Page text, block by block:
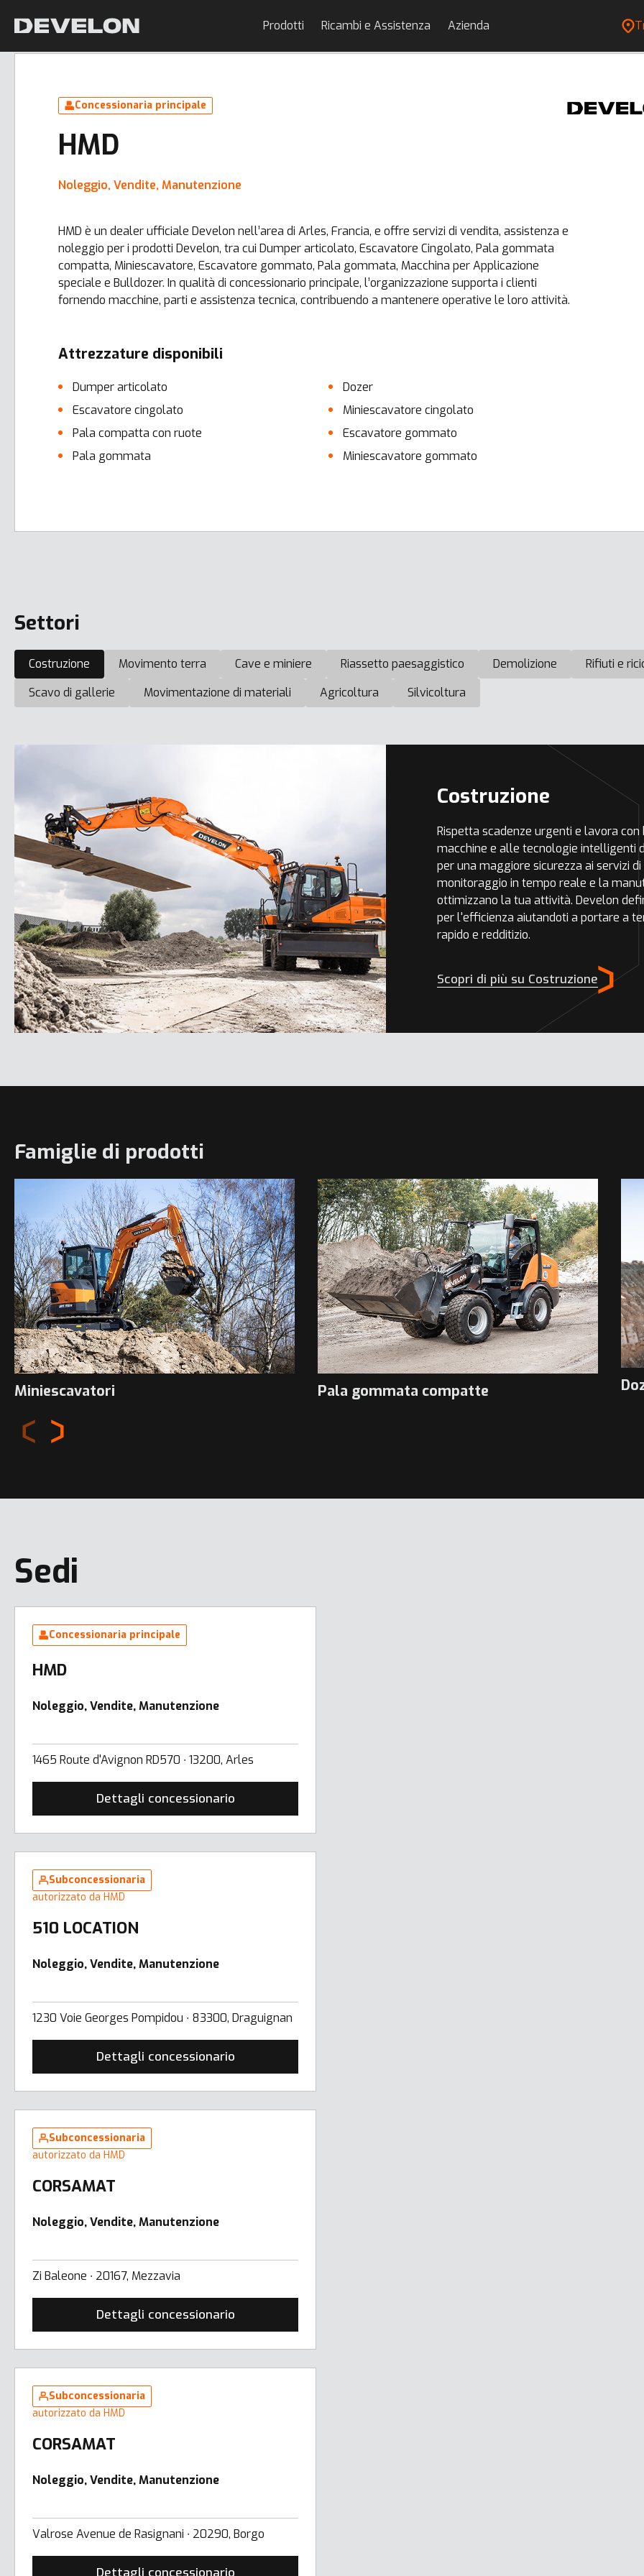
Prodotti Ricambi e Assistenza Azienda
Concessionaria principale
HMD
Noleggio, Vendite, Manutenzione
HMD è un dealer ufficiale Develon nell’area di Arles, Francia, e offre servizi di vendita, assistenza e
noleggio per i prodotti Develon, tra cui Dumper articolato, Escavatore Cingolato, Pala gommata
compatta, Miniescavatore, Escavatore gommato, Pala gommata, Macchina per Applicazione
speciale e Bulldozer. In qualità di concessionario principale, l’organizzazione supporta i clienti
fornendo macchine, parti e assistenza tecnica, contribuendo a mantenere operative le loro attività.
Attrezzature disponibili
Dumper articolato
Dozer
Escavatore cingolato
Miniescavatore cingolato
Pala compatta con ruote
Escavatore gommato
Pala gommata
Miniescavatore gommato
Settori
Costruzione Movimento terra Cave e miniere Riassetto paesaggistico Demolizione Rifiuti e
Scavo di gallerie
Movimentazione di materiali Agricoltura Silvicoltura
Costruzione
Rispetta scadenze urgenti e lavora
macchine e alle tecnologie intelligenti
per una maggiore sicurezza ai servizi
monitoraggio in tempo reale e la
ottimizzano la tua attività. Develon
per l'efficienza aiutandoti a portare a
rapido e redditizio.
Scopri di più su Costruzione
Famiglie di prodotti
Miniescavatori Pala gommata compatte
Sedi
Concessionaria principale
HMD
Noleggio, Vendite, Manutenzione
1465 Route d'Avignon RD570 ∙ 13200, Arles
Dettagli concessionario
Subconcessionaria
autorizzato da HMD
510 LOCATION
Noleggio, Vendite, Manutenzione
1230 Voie Georges Pompidou ∙ 83300, Draguignan
Dettagli concessionario
Subconcessionaria
autorizzato da HMD
CORSAMAT
Noleggio, Vendite, Manutenzione
Zi Baleone ∙ 20167, Mezzavia
Dettagli concessionario
Subconcessionaria
autorizzato da HMD
CORSAMAT
Noleggio, Vendite, Manutenzione
Valrose Avenue de Rasignani ∙ 20290, Borgo